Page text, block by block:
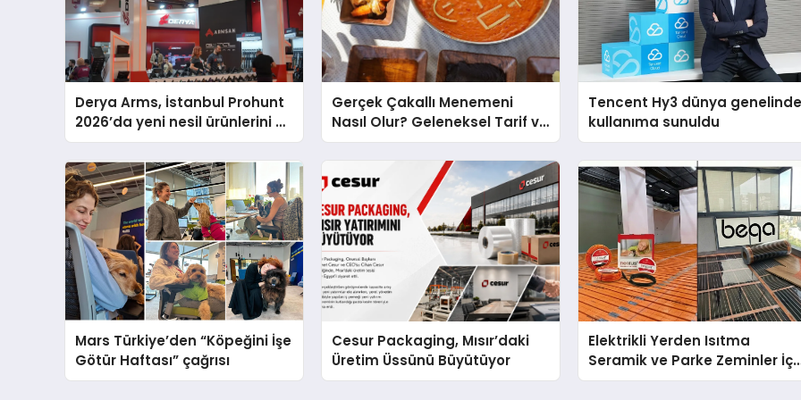
Derya Arms, İstanbul Prohunt
2026’da yeni nesil ürünlerini ve
global marka vizyonunu
sergiledi
Gerçek Çakallı Menemeni
Nasıl Olur? Geleneksel Tarif ve
Sunum
Tencent Hy3 dünya
kullanıma sunuldu
Mars Türkiye’den “Köpeğini İşe
Götür Haftası” çağrısı
Cesur Packaging, Mısır’daki
Üretim Üssünü Büyütüyor
Elektrikli Yerden Isıtma
Seramik ve Parke Zeminler
En Verimli Çözümler